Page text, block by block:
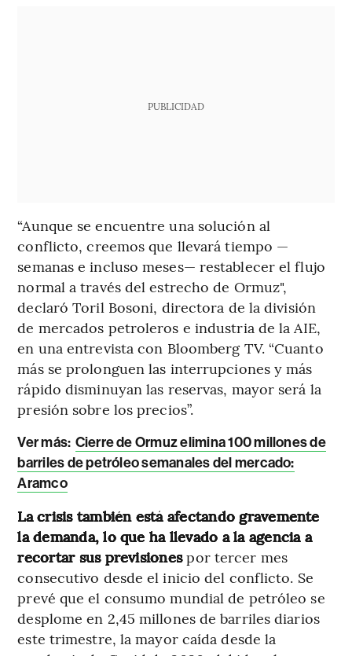
PUBLICIDAD
“Aunque se encuentre una solución al
conflicto, creemos que llevará tiempo —
semanas e incluso meses— restablecer el flujo
normal a través del estrecho de Ormuz",
declaró Toril Bosoni, directora de la división
de mercados petroleros e industria de la AIE,
en una entrevista con Bloomberg TV. “Cuanto
más se prolonguen las interrupciones y más
rápido disminuyan las reservas, mayor será la
presión sobre los precios”.
Ver más: Cierre de Ormuz elimina 100 millones de
barriles de petróleo semanales del mercado:
Aramco
La crisis también está afectando gravemente
la demanda, lo que ha llevado a la agencia a
recortar sus previsionespor tercer mes
consecutivo desde el inicio del conflicto. Se
prevé que el consumo mundial de petróleo se
desplome en 2,45 millones de barriles diarios
este trimestre, la mayor caída desde la